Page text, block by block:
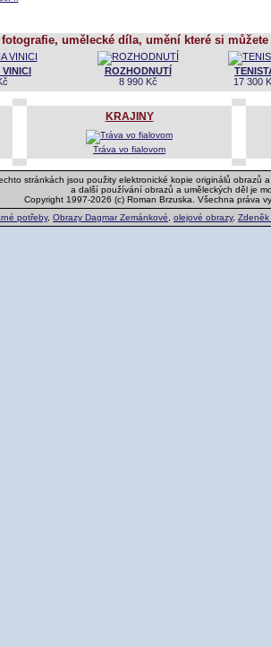
umělecké díla, umění které si
VINICI
ROZHODNUTÍ
8 990 Kč
17 300
KRAJINY
Tráva vo fialovom
stránkách jsou použity elektronické kopie originálů obrazů
a další používání obrazů a uměleckých děl je
Copyright 1997-2026 (c) Roman Brzuska. Všechna práva
potřeby, Obrazy Dagmar Zemánkové olejové obrazy, Zdeněk